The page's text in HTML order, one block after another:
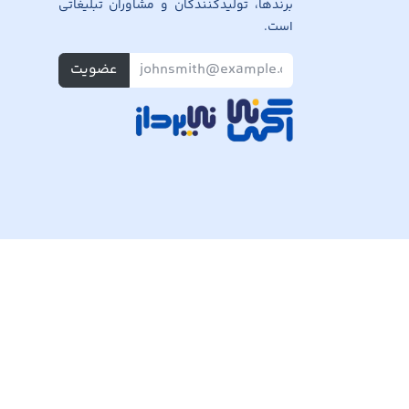
برندها، تولیدکنندگان و مشاوران تبلیغاتی
است.
عضویت